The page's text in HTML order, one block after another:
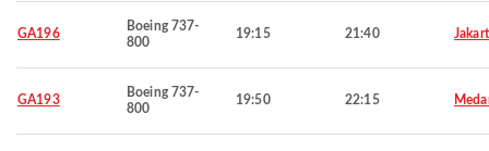
GA196
Boeing 737-
800
19:15 21:40
GA193
Boeing 737-
800
19:50 22:15